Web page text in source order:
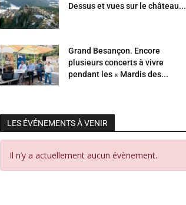
Dessus et vues sur le château...
Grand Besançon. Encore
plusieurs concerts à vivre
pendant les « Mardis des...
LES ÉVÉNEMENTS À VENIR
Il n’y a actuellement aucun évènement.